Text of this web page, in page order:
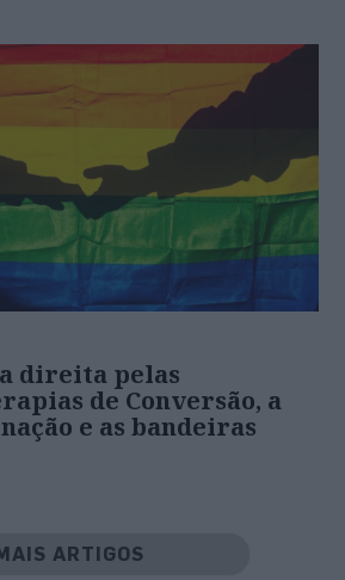
direita pelas
de Conversão, a
e as bandeiras
ARTIGOS